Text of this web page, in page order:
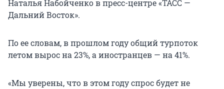
Наталья Набойченко в пресс-центре «ТАСС —
Дальний Восток».
По ее словам, в прошлом году общий турпоток
летом вырос на 23%, а иностранцев — на 41%.
«Мы уверены, что в этом году спрос будет не